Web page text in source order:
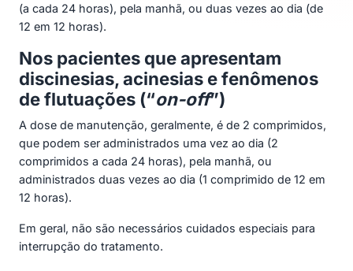
(a cada 24 horas), pela manhã, ou duas vezes ao dia (de
12 em 12 horas).
Nos pacientes que apresentam
discinesias, acinesias e fenômenos
de flutuações (“on-off”)
A dose de manutenção, geralmente, é de 2 comprimidos,
que podem ser administrados uma vez ao dia (2
comprimidos a cada 24 horas), pela manhã, ou
administrados duas vezes ao dia (1 comprimido de 12 em
12 horas).
Em geral, não são necessários cuidados especiais para
interrupção do tratamento.